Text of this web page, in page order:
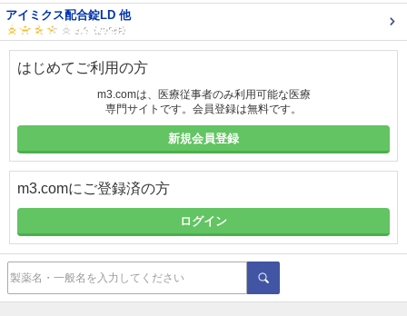
アイミクス配合錠LD 他
はじめてご利用の方
m3.comは、医療従事者のみ利用可能な医療
専門サイトです。会員登録は無料です。
新規会員登録
m3.comにご登録済の方
ログイン